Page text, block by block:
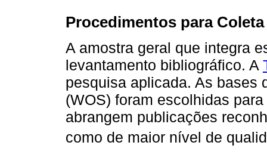
Procedimentos para
A amostra geral que integra
levantamento bibliográfico. A
pesquisa aplicada. As bases
(WOS) foram escolhidas
abrangem publicações
como de maior nível de